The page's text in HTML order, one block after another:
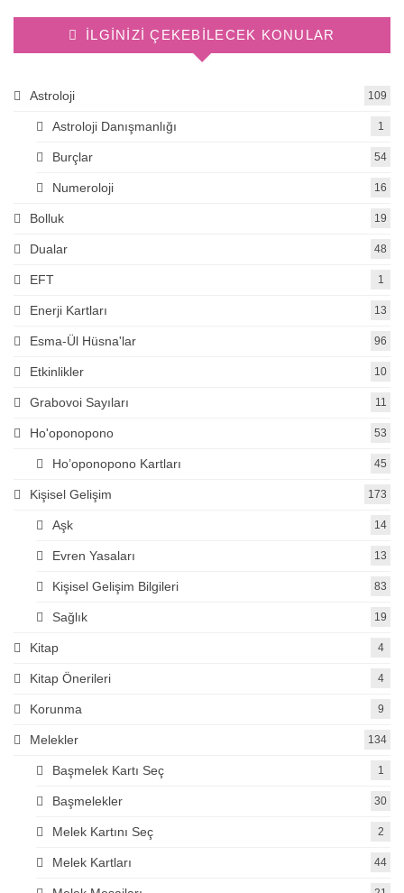
İLGINIZI ÇEKEBILECEK KONULAR
Astroloji 109
Astroloji Danışmanlığı 1
Burçlar 54
Numeroloji 16
Bolluk 19
Dualar 48
EFT 1
Enerji Kartları 13
Esma-Ül Hüsna'lar 96
Etkinlikler 10
Grabovoi Sayıları 11
Ho'oponopono 53
Ho’oponopono Kartları 45
Kişisel Gelişim 173
Aşk 14
Evren Yasaları 13
Kişisel Gelişim Bilgileri 83
Sağlık 19
Kitap 4
Kitap Önerileri 4
Korunma 9
Melekler 134
Başmelek Kartı Seç 1
Başmelekler 30
Melek Kartını Seç 2
Melek Kartları 44